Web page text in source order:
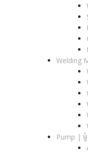
Welding
Pump |